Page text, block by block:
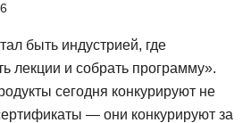
быть индустрией, где
лекции и собрать программу».
сегодня конкурируют не
— они конкурируют за